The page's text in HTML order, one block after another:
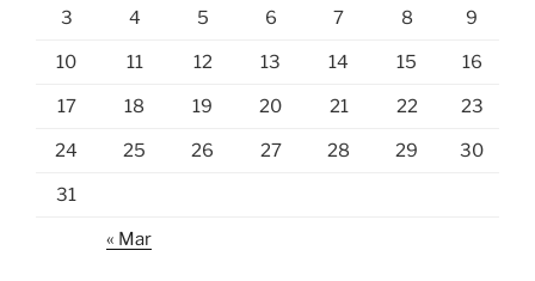
3 4 5 6 7 8 9
10 11 12 13 14 15 16
17 18 19 20 21 22 23
24 25 26 27 28 29 30
31
« Mar